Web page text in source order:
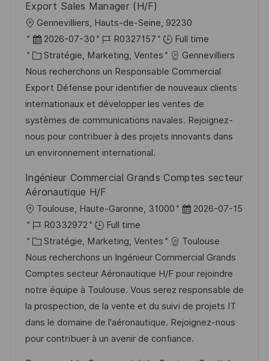
Export Sales Manager (H/F)
o
c
a
l
i
s
a
t
o
Gennevilliers, Hauts-de-Seine, 92230
D
a
t
e
d
’
a
f
i
a
2026-07-30
R
é
f
é
r
e
n
c
d
o
R0327157
Full time
C
a
t
é
g
o
r
e
Stratégie, Marketing, Ventes
Gennevilliers
Nous recherchons un Responsable Commercial
Export Défense pour identifier de nouveaux clients
internationaux et développer les ventes de
systèmes de communications navales. Rejoignez-
nous pour contribuer à des projets innovants dans
un environnement international.
Ingénieur Commercial Grands Comptes secteur
Aéronautique H/F
o
c
a
l
i
s
a
t
Toulouse, Haute-Garonne, 31000
D
t
e
d
’
a
f
f
2026-07-15
R
é
f
é
r
e
n
c
R0332972
Full time
C
a
t
é
g
o
r
Stratégie, Marketing, Ventes
Toulouse
Nous recherchons un Ingénieur Commercial Grands
Comptes secteur Aéronautique H/F pour rejoindre
notre équipe à Toulouse. Vous serez responsable de
la prospection, de la vente et du suivi de projets IT
dans le domaine de l'aéronautique. Rejoignez-nous
pour contribuer à un avenir de confiance.